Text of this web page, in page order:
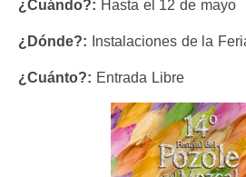
¿Cuándo?: Hasta el 12 de mayo
¿Dónde?: Instalaciones de la
¿Cuánto?: Entrada Libre